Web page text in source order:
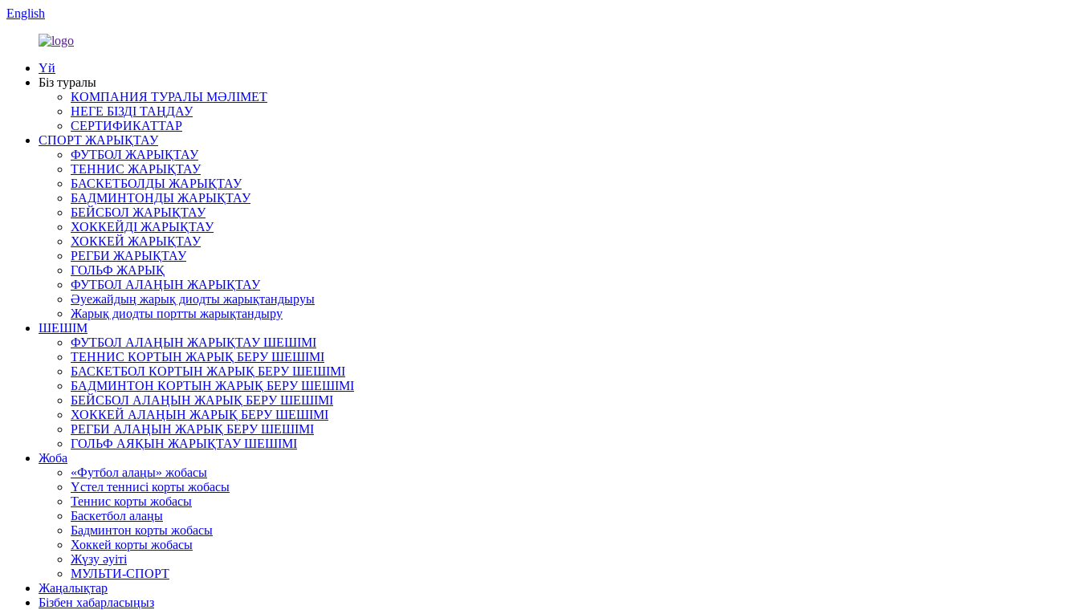
English
Үй
Біз туралы
КОМПАНИЯ ТУРАЛЫ МӘЛІМЕТ
НЕГЕ БІЗДІ ТАҢДАУ
СЕРТИФИКАТТАР
СПОРТ ЖАРЫҚТАУ
ФУТБОЛ ЖАРЫҚТАУ
ТЕННИС ЖАРЫҚТАУ
БАСКЕТБОЛДЫ ЖАРЫҚТАУ
БАДМИНТОНДЫ ЖАРЫҚТАУ
БЕЙСБОЛ ЖАРЫҚТАУ
ХОККЕЙДІ ЖАРЫҚТАУ
ХОККЕЙ ЖАРЫҚТАУ
РЕГБИ ЖАРЫҚТАУ
ГОЛЬФ ЖАРЫҚ
ФУТБОЛ АЛАҢЫН ЖАРЫҚТАУ
Әуежайдың жарық диодты жарықтандыруы
Жарық диодты портты жарықтандыру
ШЕШІМ
ФУТБОЛ АЛАҢЫН ЖАРЫҚТАУ ШЕШІМІ
ТЕННИС КОРТЫН ЖАРЫҚ БЕРУ ШЕШІМІ
БАСКЕТБОЛ КОРТЫН ЖАРЫҚ БЕРУ ШЕШІМІ
БАДМИНТОН КОРТЫН ЖАРЫҚ БЕРУ ШЕШІМІ
БЕЙСБОЛ АЛАҢЫН ЖАРЫҚ БЕРУ ШЕШІМІ
ХОККЕЙ АЛАҢЫН ЖАРЫҚ БЕРУ ШЕШІМІ
РЕГБИ АЛАҢЫН ЖАРЫҚ БЕРУ ШЕШІМІ
ГОЛЬФ АЯҚЫН ЖАРЫҚТАУ ШЕШІМІ
Жоба
«Футбол алаңы» жобасы
Үстел теннисі корты жобасы
Теннис корты жобасы
Баскетбол алаңы
Бадминтон корты жобасы
Хоккей корты жобасы
Жүзу әуіті
МУЛЬТИ-СПОРТ
Жаңалықтар
Бізбен хабарласыңыз